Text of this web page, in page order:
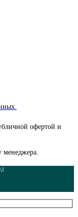
офертой и
менеджера.